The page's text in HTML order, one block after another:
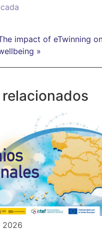
impact of eTwinning
»
2026